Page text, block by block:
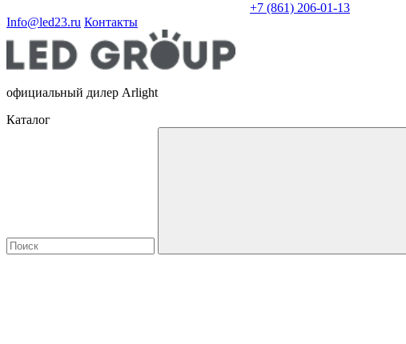
+7 (861) 206-01-13
Info@led23.ru Контакты
официальный дилер Arlight
Каталог